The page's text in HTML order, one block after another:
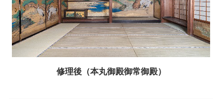
修理後（本丸御殿御常御殿）